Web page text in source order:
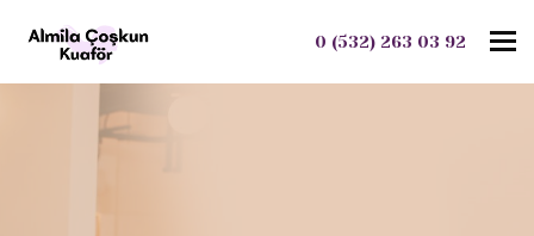
0 (532) 263 03 92